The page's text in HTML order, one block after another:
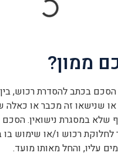
תחתון לקישורים
את
כל
האפשרויות
ממון?
בכתב להסדרת רכוש, בין
שנישאו זה מכבר או כאלה
במסגרת נישואין. הסכם
רכוש ו/או שימוש
עליו, והחל מאותו מועד.